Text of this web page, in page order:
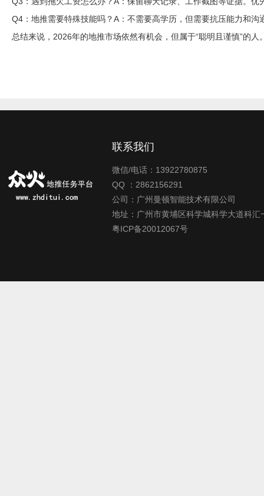
Q4：地推需要特殊技能吗？A：不需要高学历，但需要抗压能力和
总结来说，2026年的地推市场依然有机会，但属于“聪明且谨慎”的
联系我们
微信/电话：13922780875
QQ ：2862156291
公司：广州曼顿智能技术有限公司
地址：广州市黄埔区科学城科学大道科汇
粤ICP备20012067号